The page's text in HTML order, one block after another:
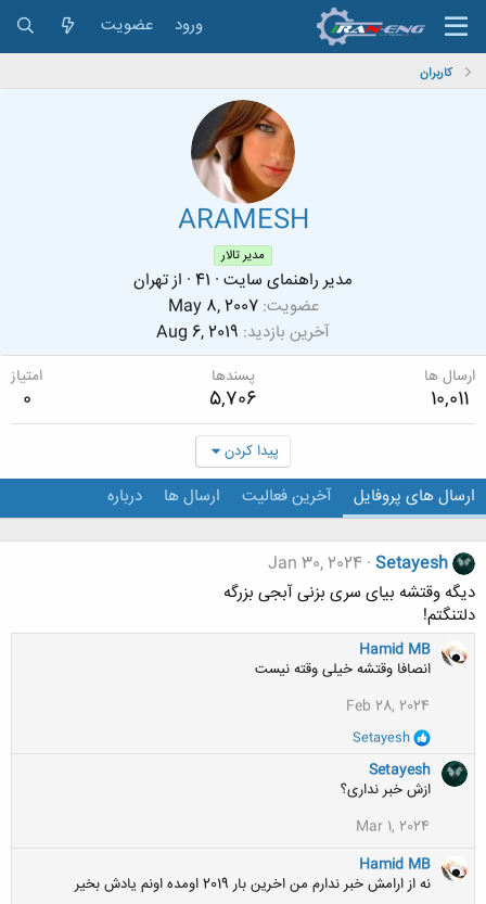
ورود عضویت
کاربران
ARAMESH
مدیر تالار
مدیر راهنمای سایت ·
· ازتهران
عضویت May 8, 2007
آخرین بازدید Aug 6, 2019
ارسال ها
10,011
پسندها
5,706
امتیاز
0
پیدا کردن
ارسال های پروفایل آخرین فعالیت ارسال ها درباره
Setayesh
Jan 30, 2024
دیگه وقتشه بیای سری بزنی آبجی بزرگه
دلتنگتم!
Hamid MB
انصافا وقتشه خیلی وقته نیست
Feb 28, 2024
و
ک
ن
ش
ه
:
Setayesh
Setayesh
ازش خبر نداری؟
Mar 1, 2024
Hamid MB
نه از ارامش خبر ندارم من اخرین بار 2019 اومده اونم یادش بخیر